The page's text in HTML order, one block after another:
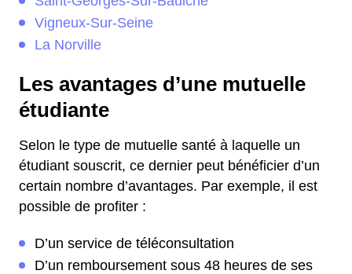
Vigneux-Sur-Seine
La Norville
Les avantages d’une mutuelle
étudiante
Selon le type de mutuelle santé à laquelle un
étudiant souscrit, ce dernier peut bénéficier d’un
certain nombre d’avantages. Par exemple, il est
possible de profiter :
D’un service de téléconsultation
D’un remboursement sous 48 heures de ses